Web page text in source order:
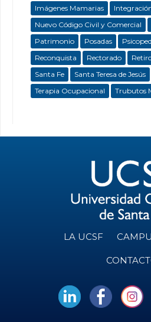
Imágenes Mamarias
Nuevo Código Civil y Comercial
Patrimonio
Posadas
Reconquista
Rectorado
Santa Fe
Santa Teresa de Jesús
Terapia Ocupacional
Trubutos
LA UCSF